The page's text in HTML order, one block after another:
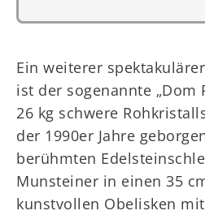
Ein weiterer
ist der sogenannte „Dom
26 kg schwere
der 1990er Jahre
berühmten
Munsteiner in einen 35
kunstvollen Obelisken